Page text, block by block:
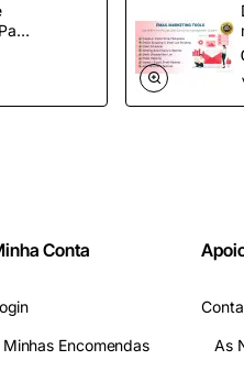
e-
Conta
Minhas Encomendas As